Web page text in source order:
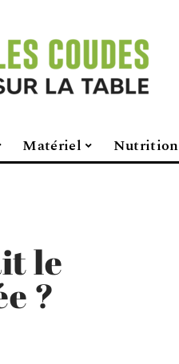
Matériel Nutrition
le
?